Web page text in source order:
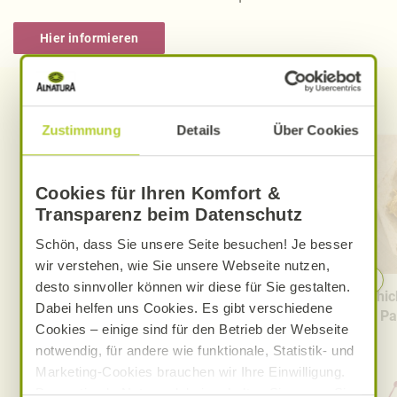
Zustimmung Details Über Cookies
Cookies für Ihren Komfort &
Transparenz beim Datenschutz
Schön, dass Sie unsere Seite besuchen! Je besser
wir verstehen, wie Sie unsere Webseite nutzen,
desto sinnvoller können wir diese für Sie gestalten.
Dabei helfen uns Cookies. Es gibt verschiedene
Cookies – einige sind für den Betrieb der Webseite
notwendig, für andere wie funktionale, Statistik- und
Marketing-Cookies brauchen wir Ihre Einwilligung.
Das optimale Nutzererlebnis erhalten Sie, wenn Sie
Hier informieren
Entdecken Sie weitere Rezepte
Gebratener Reis mit Kimchi